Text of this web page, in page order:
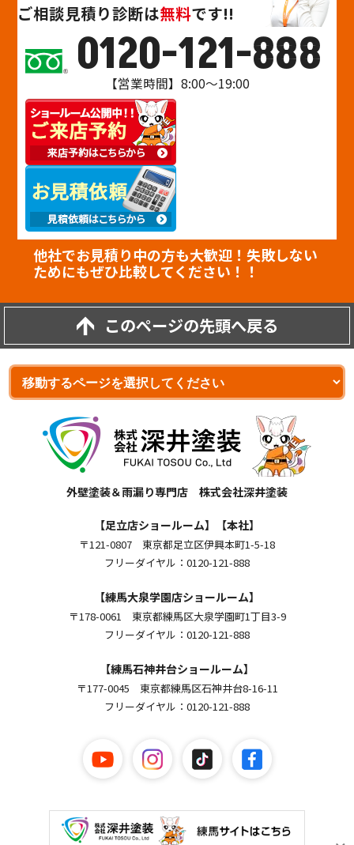
ご相談見積り診断は無料です!!
0120-121-888
【営業時間】8:00～19:00
他社でお見積り中の方も大歓迎！失敗しない
ためにもぜひ比較してください！！
このページの先頭へ戻る
外壁塗装＆雨漏り専門店 株式会社深井塗装
【足立店ショールーム】【本社】
〒121-0807 東京都足立区伊興本町1-5-18
フリーダイヤル：0120-121-888
【練馬大泉学園店ショールーム】
〒178-0061 東京都練馬区大泉学園町1丁目3-9
フリーダイヤル：0120-121-888
【練馬石神井台ショールーム】
〒177-0045 東京都練馬区石神井台8-16-11
フリーダイヤル：0120-121-888